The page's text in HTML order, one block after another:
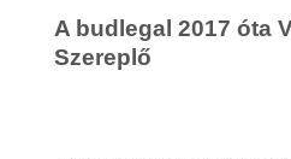
A budlegal 2017 óta
Szereplő